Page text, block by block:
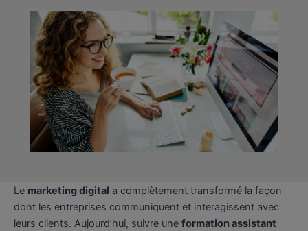
Le marketing digital a complètement transformé la façon
dont les entreprises communiquent et interagissent avec
leurs clients. Aujourd’hui, suivre une formation assistant